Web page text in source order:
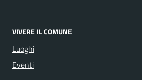
VIVERE IL COMUNE
Luoghi
Eventi